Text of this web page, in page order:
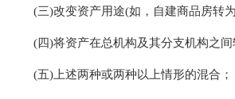
(三)改变资产用途(如，自建商品房转为
(四)将资产在总机构及其分支机构之间
(五)上述两种或两种以上情形的混合；